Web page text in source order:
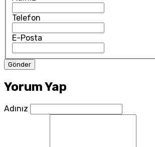
Telefon
E-Posta
Yorum Yap
Adınız